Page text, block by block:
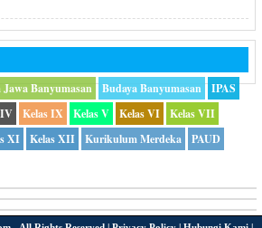
Jawa Banyumasan Budaya Banyumasan
IPAS
Kelas IX Kelas V Kelas VI
Kelas VII
XI Kelas XII Kurikulum Merdeka
PAUD